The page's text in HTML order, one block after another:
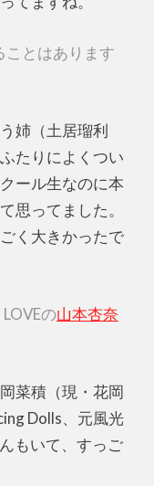
とはあります
姉（土居瑠利
たりによくつい
ール生なのに本
思ってました。
く大きかったで
の山本杏奈
菜積（現・花岡
Dolls、元風光
もいて、すっご